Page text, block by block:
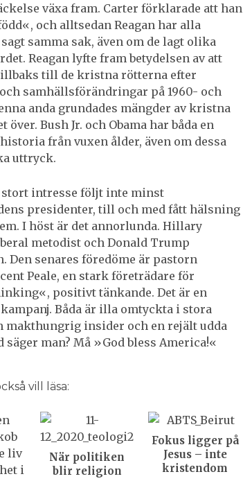
växa fram. Carter förklarade att han
och alltsedan Reagan har alla
samma sak, även om de lagt olika
Reagan lyfte fram betydelsen av att
till de kristna rötterna efter
samhällsförändringar på 1960- och
anda grundades mängder av kristna
över. Bush Jr. och Obama har båda en
från vuxen ålder, även om dessa
uttryck.
stort intresse följt inte minst
presidenter, till och med fått hälsning
I höst är det annorlunda. Hillary
metodist och Donald Trump
Den senares föredöme är pastorn
Peale, en stark företrädare för
positivt tänkande. Det är en
Båda är illa omtyckta i stora
makthungrig insider och en rejält udda
säger man? Må »God bless America!«
vill läsa:
När politiken
blir religion
Fokus ligger på
Jesus – inte
kristendom